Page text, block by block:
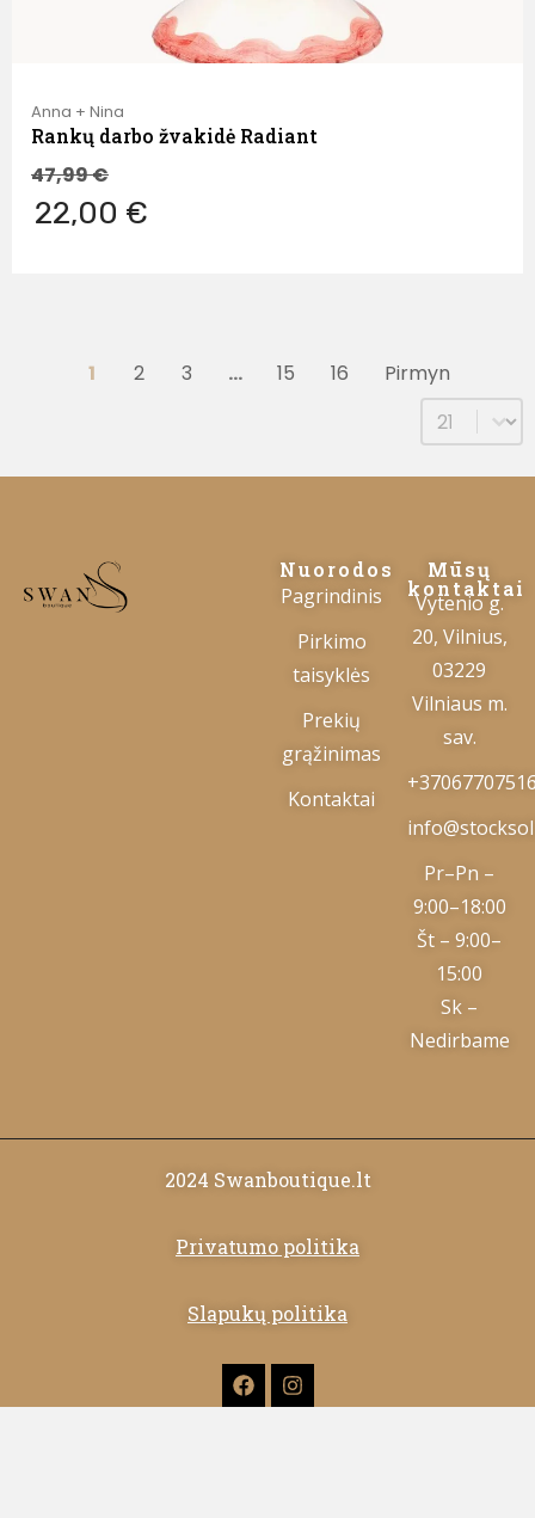
Anna + Nina
Rankų darbo žvakidė Radiant
47,99€
22,00 €
1 2 3 … 15 16
Pirmyn
Select
Nuorodos
Pagrindinis
Pirkimo
taisyklės
Prekių
grąžinimas
Kontaktai
Mūsų
kontaktai
Vytenio g.
20, Vilnius,
03229
Vilniaus m.
sav.
Pr–Pn –
9:00–18:00
Št – 9:00–
15:00
Sk –
Nedirbame
2024 Swanboutique.lt
Privatumo politika
Slapukų politika